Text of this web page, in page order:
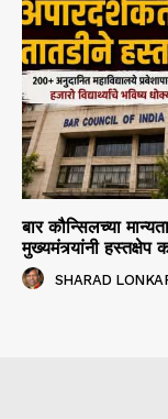
बार कौन्सिलच्या
मुख्यमंत्र्यांनी हस्तक्षेप
SHARAD